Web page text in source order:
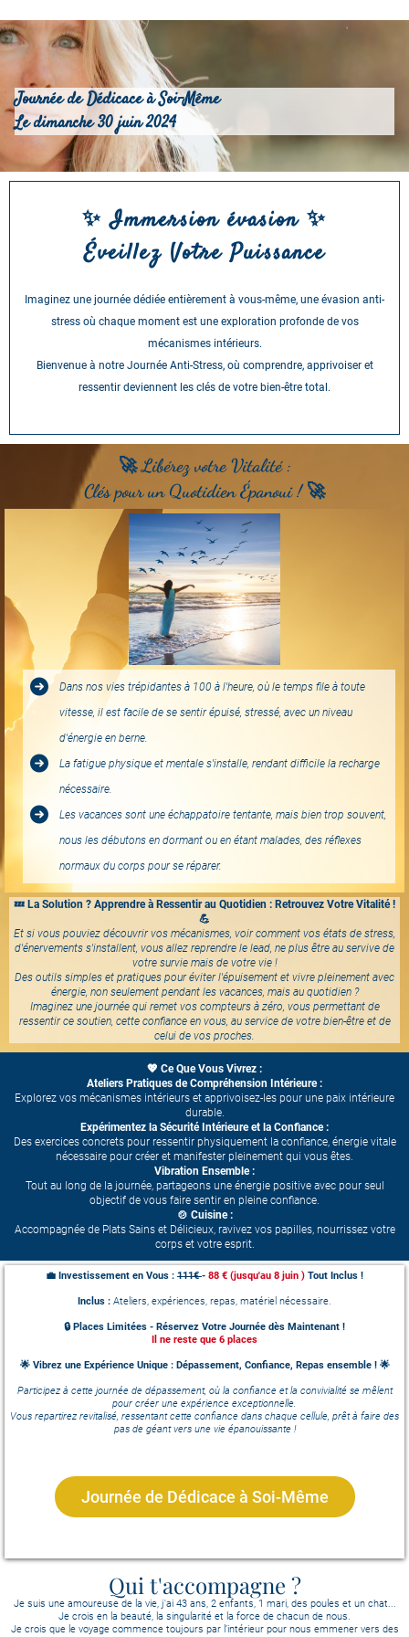
Journée de Dédicace à Soi-Même
Le dimanche 30 juin 2024
✨ Immersion évasion ✨
Éveillez Votre Puissance
Imaginez une journée dédiée entièrement à vous-même, une évasion anti-
stress où chaque moment est une exploration profonde de vos
mécanismes intérieurs.
Bienvenue à notre Journée Anti-Stress, où comprendre, apprivoiser et
ressentir deviennent les clés de votre bien-être total.
🚀 Libérez votre Vitalité :
Clés pour un Quotidien Épanoui ! 🚀
Dans nos vies trépidantes à 100 à l'heure, où le temps file à toute
vitesse, il est facile de se sentir épuisé, stressé, avec un niveau
d'énergie en berne.
La fatigue physique et mentale s'installe, rendant difficile la recharge
nécessaire.
Les vacances sont une échappatoire tentante, mais bien trop souvent,
nous les débutons en dormant ou en étant malades, des réflexes
normaux du corps pour se réparer.
💤 La Solution ? Apprendre à Ressentir au Quotidien : Retrouvez Votre Vitalité !
💪
Et si vous pouviez découvrir vos mécanismes, voir comment vos états de stress,
d'énervements s'installent, vous allez reprendre le lead, ne plus être au servive de
votre survie mais de votre vie !
Des outils simples et pratiques pour éviter l'épuisement et vivre pleinement avec
énergie, non seulement pendant les vacances, mais au quotidien ?
Imaginez une journée qui remet vos compteurs à zéro, vous permettant de
ressentir ce soutien, cette confiance en vous, au service de votre bien-être et de
celui de vos proches.
💖 Ce Que Vous Vivrez :
Ateliers Pratiques de Compréhension Intérieure :
Explorez vos mécanismes intérieurs et apprivoisez-les pour une paix intérieure
durable.
Expérimentez la Sécurité Intérieure et la Confiance :
Des exercices concrets pour ressentir physiquement la confiance, énergie vitale
nécessaire pour créer et manifester pleinement qui vous êtes.
Vibration Ensemble :
Tout au long de la journée, partageons une énergie positive avec pour seul
objectif de vous faire sentir en pleine confiance.
🍲 Cuisine :
Accompagnée de Plats Sains et Délicieux, ravivez vos papilles, nourrissez votre
corps et votre esprit.
💼 Investissement en Vous : 111€- 88 € (jusqu'au 8 juin ) Tout Inclus !
Inclus : Ateliers, expériences, repas, matériel nécessaire.
🔒 Places Limitées - Réservez Votre Journée dès Maintenant !
Il ne reste que 6 places
🌟 Vibrez une Expérience Unique : Dépassement, Confiance, Repas ensemble ! 🌟
Participez à cette journée de dépassement, où la confiance et la convivialité se mêlent
pour créer une expérience exceptionnelle.
Vous repartirez revitalisé, ressentant cette confiance dans chaque cellule, prêt à faire des
pas de géant vers une vie épanouissante !
Journée de Dédicace à Soi-Même
Qui t'accompagne ?
Je suis une amoureuse de la vie, j'ai 43 ans, 2 enfants, 1 mari, des poules et un chat...
Je crois en la beauté, la singularité et la force de chacun de nous.
Je crois que le voyage commence toujours par l’intérieur pour nous emmener vers des